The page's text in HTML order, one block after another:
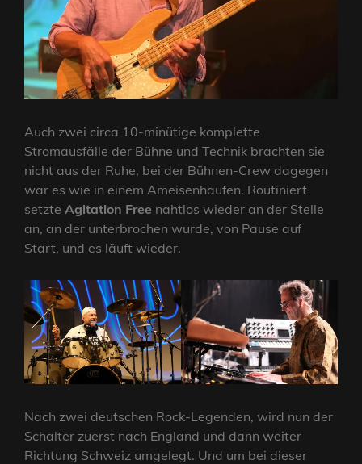
Auch zwei circa 10-minütige komplette
Stromausfälle der Bühne und Technik brachten sie
nicht aus der Ruhe, bei der Bühnen-Crew dagegen
war es wie in einem Ameisenhaufen. Routiniert
setzte Agitation Free nahtlos wieder an der Stelle
an, an der unterbrochen wurde, von Pause auf
Start, und es läuft wieder.
Nach zwei deutschen Rock-Legenden, wird nun der
Schalter zuerst nach England und dann weiter
Richtung Schweiz umgelegt. Und um bei dieser